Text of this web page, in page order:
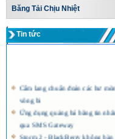
Băng Tải Chịu Nhiệt
Tin tức
Cẩm lang chuẩn đoán các hư mòn
vòng bi
Ứng dụng quảng bá bằng tin nhắn
qua SMS Gateway
Storm 2 - BlackBerry không bàn